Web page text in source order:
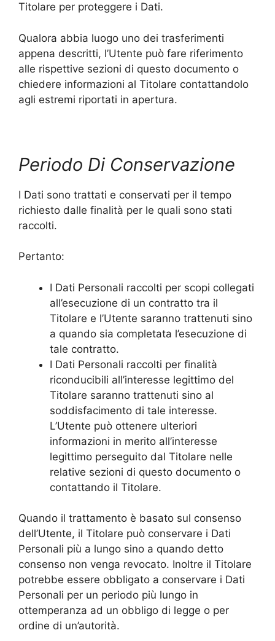
Titolare per proteggere i Dati.
Qualora abbia luogo uno dei trasferimenti
appena descritti, l’Utente può fare riferimento
alle rispettive sezioni di questo documento o
chiedere informazioni al Titolare contattandolo
agli estremi riportati in apertura.
Periodo Di Conservazione
I Dati sono trattati e conservati per il tempo
richiesto dalle finalità per le quali sono stati
raccolti.
Pertanto:
I Dati Personali raccolti per scopi collegati
all’esecuzione di un contratto tra il
Titolare e l’Utente saranno trattenuti sino
a quando sia completata l’esecuzione di
tale contratto.
I Dati Personali raccolti per finalità
riconducibili all’interesse legittimo del
Titolare saranno trattenuti sino al
soddisfacimento di tale interesse.
L’Utente può ottenere ulteriori
informazioni in merito all’interesse
legittimo perseguito dal Titolare nelle
relative sezioni di questo documento o
contattando il Titolare.
Quando il trattamento è basato sul consenso
dell’Utente, il Titolare può conservare i Dati
Personali più a lungo sino a quando detto
consenso non venga revocato. Inoltre il Titolare
potrebbe essere obbligato a conservare i Dati
Personali per un periodo più lungo in
ottemperanza ad un obbligo di legge o per
ordine di un’autorità.